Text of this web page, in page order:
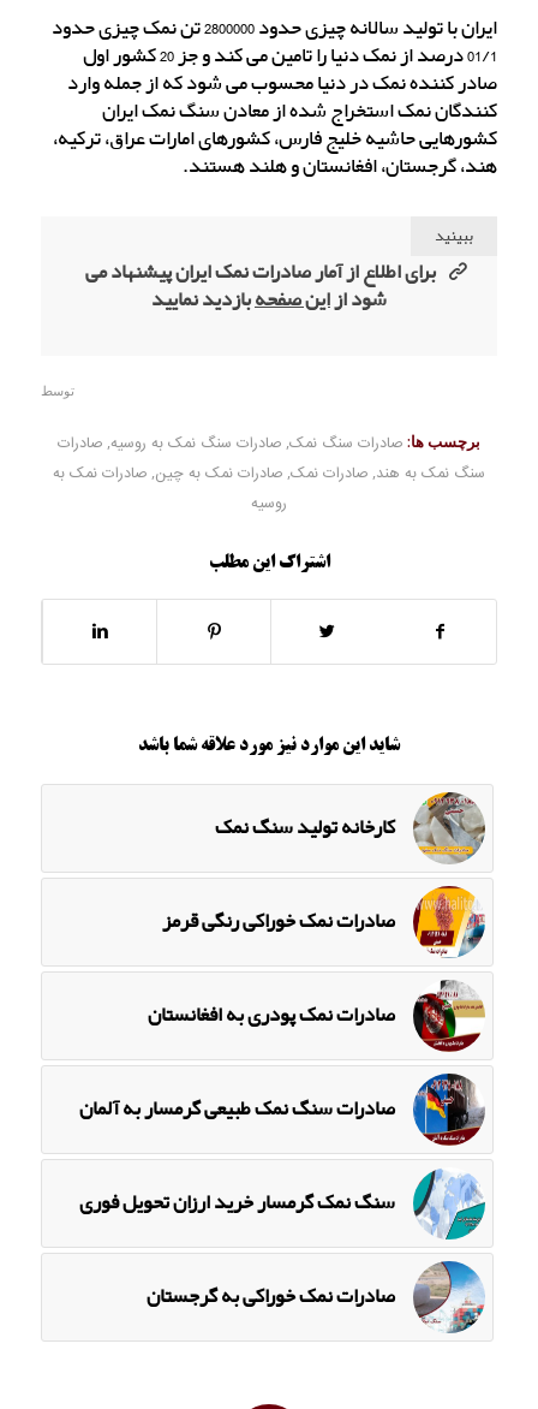
ایران با تولید سالانه چیزی حدود 2800000 تن نمک چیزی حدود
01/1 درصد از نمک دنیا را تامین می کند و جز 20 کشور اول
صادر کننده نمک در دنیا محسوب می شود که از جمله وارد
کنندگان نمک استخراج شده از معادن سنگ نمک ایران
کشورهایی حاشیه خلیج فارس، کشورهای امارات عراق، ترکیه،
هند، گرجستان، افغانستان و هلند هستند.
ببینید
برای اطلاع از آمار صادرات نمک ایران پیشنهاد می
شود ازاین صفحهبازدید نمایید
توسط
برچسب ها: صادرات سنگ نمک, صادرات سنگ نمک به روسیه, صادرات
سنگ نمک به هند, صادرات نمک, صادرات نمک به چین, صادرات نمک به
روسیه
اشتراک این مطلب
شاید این موارد نیز مورد علاقه شما باشد
کارخانه تولید سنگ نمک
صادرات نمک خوراکی رنگی قرمز
صادرات نمک پودری به افغانستان
صادرات سنگ نمک طبیعی گرمسار به آلمان
سنگ نمک گرمسار خرید ارزان تحویل فوری
صادرات نمک خوراکی به گرجستان